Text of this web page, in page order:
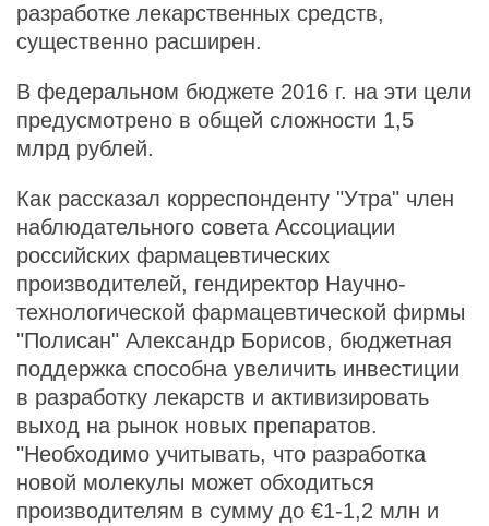
разработке лекарственных средств,
существенно расширен.
В федеральном бюджете 2016 г. на эти цели
предусмотрено в общей сложности 1,5
млрд рублей.
Как рассказал корреспонденту "Утра" член
наблюдательного совета Ассоциации
российских фармацевтических
производителей, гендиректор Научно-
технологической фармацевтической фирмы
"Полисан" Александр Борисов, бюджетная
поддержка способна увеличить инвестиции
в разработку лекарств и активизировать
выход на рынок новых препаратов.
"Необходимо учитывать, что разработка
новой молекулы может обходиться
производителям в сумму до €1-1,2 млн и